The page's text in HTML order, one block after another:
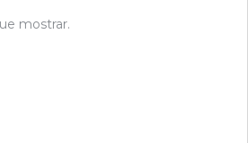
mostrar.